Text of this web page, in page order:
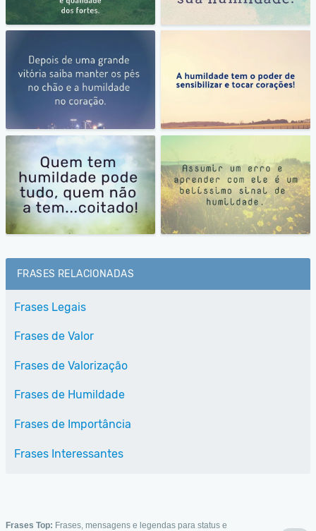
FRASES RELACIONADAS
Frases Legais
Frases de Valor
Frases de Valorização
Frases de Humildade
Frases de Importância
Frases Interessantes
Frases Top: Frases, mensagens e legendas para status e